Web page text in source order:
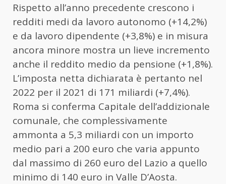
Rispetto all’anno precedente crescono i
redditi medi da lavoro autonomo (+14,2%)
e da lavoro dipendente (+3,8%) e in misura
ancora minore mostra un lieve incremento
anche il reddito medio da pensione (+1,8%).
L’imposta netta dichiarata è pertanto nel
2022 per il 2021 di 171 miliardi (+7,4%).
Roma si conferma Capitale dell’addizionale
comunale, che complessivamente
ammonta a 5,3 miliardi con un importo
medio pari a 200 euro che varia appunto
dal massimo di 260 euro del Lazio a quello
minimo di 140 euro in Valle D’Aosta.